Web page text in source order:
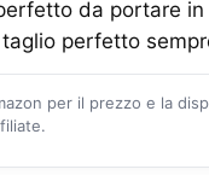
da portare
perfetto
per il prezzo e la